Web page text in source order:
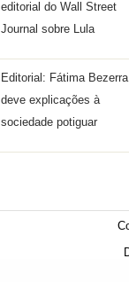
editorial do Wall Street
Journal sobre Lula
Editorial: Fátima Bezerra
deve explicações à
sociedade potiguar